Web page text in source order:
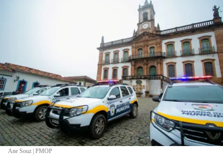
Ane Souz | PMOP